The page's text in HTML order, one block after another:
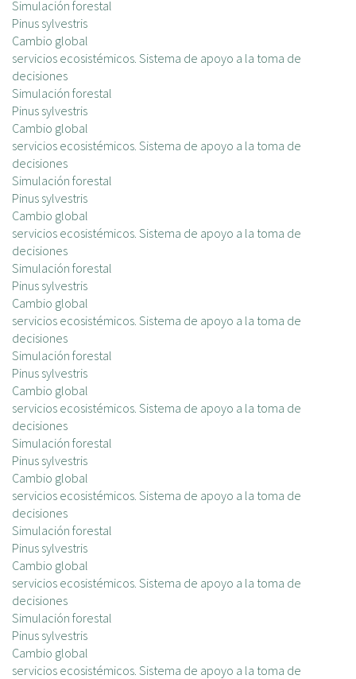
Simulación forestal
Pinus sylvestris
Cambio global
servicios ecosistémicos. Sistema de apoyo a la toma de
decisiones
Simulación forestal
Pinus sylvestris
Cambio global
servicios ecosistémicos. Sistema de apoyo a la toma de
decisiones
Simulación forestal
Pinus sylvestris
Cambio global
servicios ecosistémicos. Sistema de apoyo a la toma de
decisiones
Simulación forestal
Pinus sylvestris
Cambio global
servicios ecosistémicos. Sistema de apoyo a la toma de
decisiones
Simulación forestal
Pinus sylvestris
Cambio global
servicios ecosistémicos. Sistema de apoyo a la toma de
decisiones
Simulación forestal
Pinus sylvestris
Cambio global
servicios ecosistémicos. Sistema de apoyo a la toma de
decisiones
Simulación forestal
Pinus sylvestris
Cambio global
servicios ecosistémicos. Sistema de apoyo a la toma de
decisiones
Simulación forestal
Pinus sylvestris
Cambio global
servicios ecosistémicos. Sistema de apoyo a la toma de